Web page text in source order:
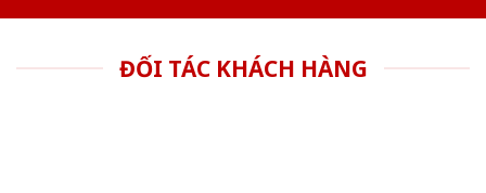
ĐỐI TÁC KHÁCH HÀNG